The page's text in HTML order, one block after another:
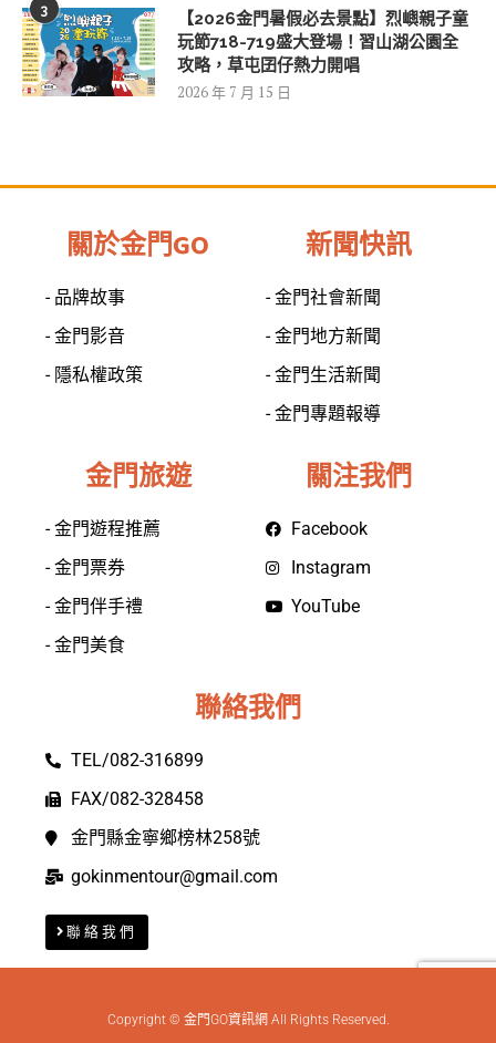
3
【2026金門暑假必去景點】烈嶼親子童
玩節718-719盛大登場！習山湖公園全
攻略，草屯囝仔熱力開唱
2026 年 7 月 15 日
關於金門GO
- 品牌故事
- 金門影音
- 隱私權政策
新聞快訊
- 金門社會新聞
- 金門地方新聞
- 金門生活新聞
- 金門專題報導
金門旅遊
- 金門遊程推薦
- 金門票券
- 金門伴手禮
- 金門美食
關注我們
Facebook
Instagram
YouTube
聯絡我們
TEL/082-316899
FAX/082-328458
金門縣金寧鄉榜林258號
gokinmentour@gmail.com
聯絡我們
Copyright © 金門GO資訊網 All Rights Reserved.